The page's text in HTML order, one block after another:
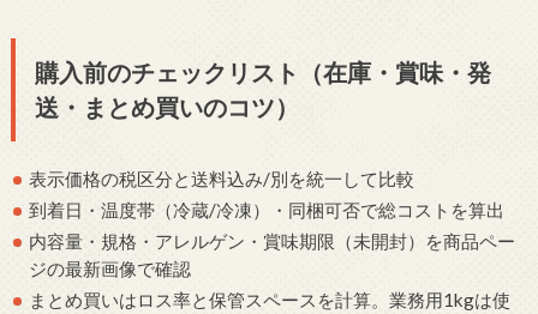
購入前のチェックリスト（在庫・賞味・発
送・まとめ買いのコツ）
表示価格の税区分と送料込み/別を統一して比較
到着日・温度帯（冷蔵/冷凍）・同梱可否で総コストを算出
内容量・規格・アレルゲン・賞味期限（未開封）を商品ペー
ジの最新画像で確認
まとめ買いはロス率と保管スペースを計算。業務用1kgは使